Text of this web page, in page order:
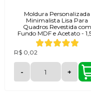
Moldura Personalizada
Minimalista Lisa Para
Quadros Revestida com
Fundo MDF e Acetato -
R$ 0,02
- +